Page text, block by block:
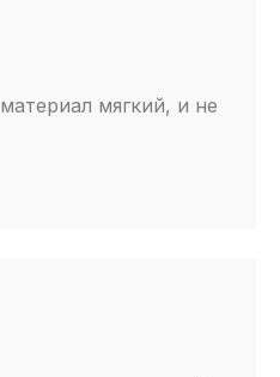
мягкий, и не